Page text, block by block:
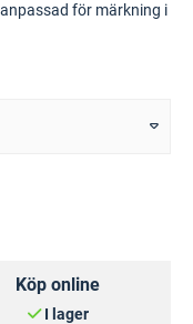
för märkning i
Köp online
I lager